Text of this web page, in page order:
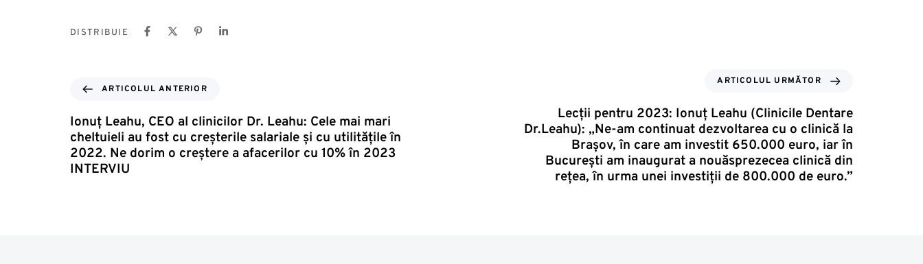
DISTRIBUIE
ARTICOLUL ANTERIOR
Ionuţ Leahu, CEO al clinicilor Dr. Leahu: Cele mai mari
cheltuieli au fost cu creșterile salariale și cu utilitățile în
2022. Ne dorim o creștere a afacerilor cu 10% în 2023
INTERVIU
ARTICOLUL URMĂTOR
Lecții pentru 2023: Ionuț Leahu (Clinicile Dentare
Dr.Leahu): „Ne-am continuat dezvoltarea cu o clinică la
Brașov, în care am investit 650.000 euro, iar în
București am inaugurat a nouăsprezecea clinică din
rețea, în urma unei investiții de 800.000 de euro.”